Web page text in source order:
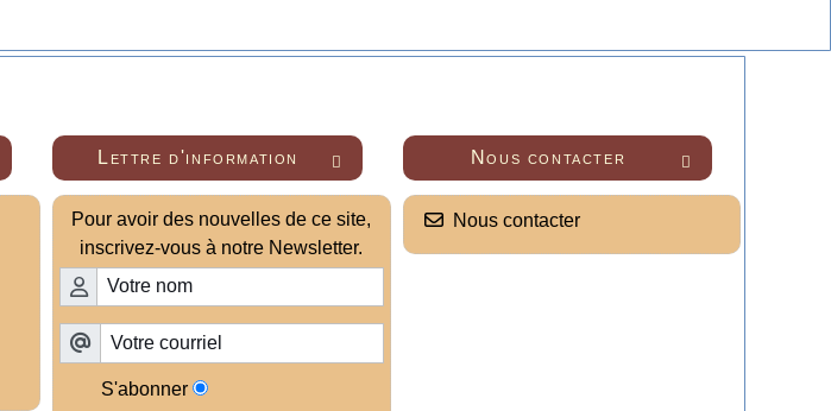

Lettre d'information
Pour avoir des nouvelles de ce site,
inscrivez-vous à notre Newsletter.
S'abonner

Nous contacter
Nous contacter